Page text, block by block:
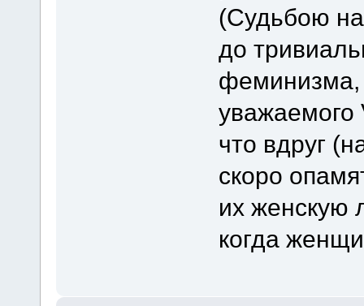
(Судьбою
до
феминизма,
что вдруг
скоро
их женскую
когда